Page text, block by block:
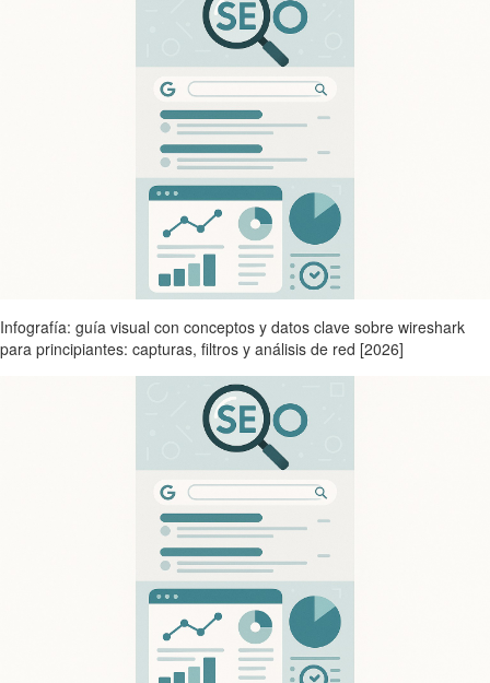
Infografía: guía visual con conceptos y datos clave sobre wireshark
para principiantes: capturas, filtros y análisis de red [2026]